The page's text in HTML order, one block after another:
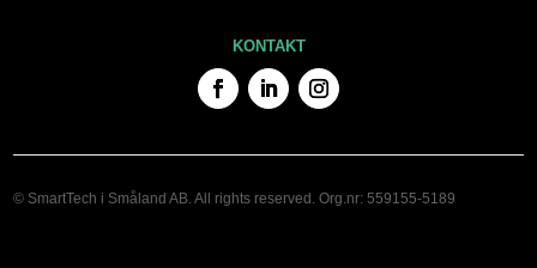
KONTAKT
© SmartTech i Småland AB. All rights reserved. Org.nr: 559155-5189